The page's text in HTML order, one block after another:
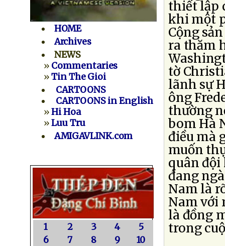
HOME
Archives
NEWS
» Commentaries
»Tin The Gioi
CARTOONS
CARTOONS in English
»Hi Hoa
»Luu Tru
AMIGAVLINK.com
1 2 3 4
5
6
7 8 9
10
thiết lập
khi một
Cộng
ra thăm
tờ
lãnh sự
ông
thường
bom Hà
điều mà
muốn
quân đội
đang
Nam là
Nam với
là đồng
trong